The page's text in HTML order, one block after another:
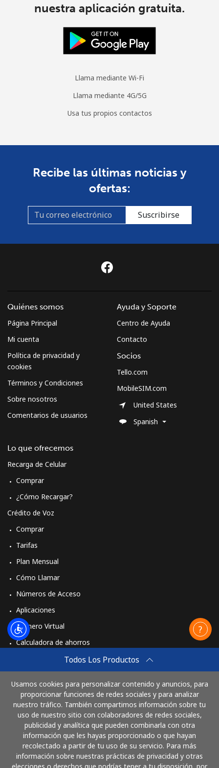
nuestra aplicación gratuita.
Llama mediante Wi-Fi
Llama mediante 4G/5G
Usa tus propios contactos
Recibe las últimas noticias y
ofertas:
Suscribirse
Todos Los Productos
Usamos cookies para personalizar contenido y anuncios, para
proporcionar funciones de redes sociales y para analizar
nuestro tráfico. También compartimos información sobre tu
uso de nuestro sitio con colaboradores de redes sociales,
publicidad y analítica que pueden combinarla con otra
información que les hayas proporcionado o que hayan
recolectado a partir de tu uso de su servicio. Para más
información sobre nuestras prácticas de privacidad y otras
Quiénes somos
Página Principal
Mi cuenta
Política de privacidad y
cookies
Términos y Condiciones
Sobre nosotros
Comentarios de usuarios
Lo que ofrecemos
Recarga de Celular
Comprar
¿Cómo Recargar?
Crédito de Voz
Comprar
Tarifas
Plan Mensual
Cómo Llamar
Números de Acceso
Aplicaciones
Número Virtual
Calculadora de ahorros
Comprar
Cómo funciona
Ayuda y Soporte
Centro de Ayuda
Contacto
Socios
Tello.com
MobileSIM.com
United States
Spanish
Paga con